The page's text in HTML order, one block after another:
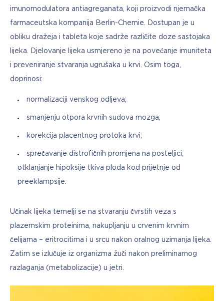
imunomodulatora antiagreganata, koji proizvodi njemačka
farmaceutska kompanija Berlin-Chemie. Dostupan je u
obliku dražeja i tableta koje sadrže različite doze sastojaka
lijeka. Djelovanje lijeka usmjereno je na povećanje imuniteta
i preveniranje stvaranja ugrušaka u krvi. Osim toga,
doprinosi:
normalizaciji venskog odljeva;
smanjenju otpora krvnih sudova mozga;
korekcija placentnog protoka krvi;
sprečavanje distrofičnih promjena na posteljici,
otklanjanje hipoksije tkiva ploda kod prijetnje od
preeklampsije.
Učinak lijeka temelji se na stvaranju čvrstih veza s
plazemskim proteinima, nakupljanju u crvenim krvnim
ćelijama – eritrocitima i u srcu nakon oralnog uzimanja lijeka.
Zatim se izlučuje iz organizma žuči nakon preliminarnog
razlaganja (metabolizacije) u jetri.